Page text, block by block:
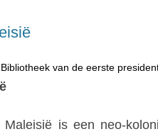
van de eerste
is een neo-